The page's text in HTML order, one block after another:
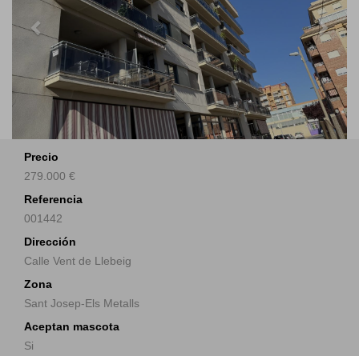
Precio
279.000 €
Referencia
001442
Dirección
Calle Vent de Llebeig
Zona
Sant Josep-Els Metalls
Aceptan mascota
Si